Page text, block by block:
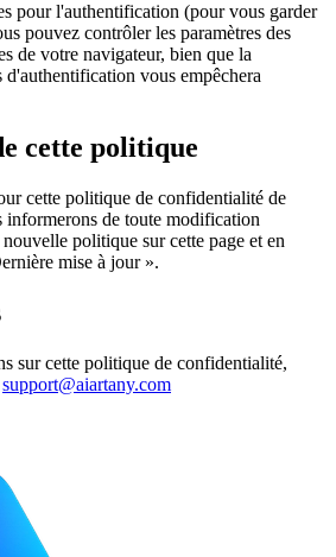
pour l'authentification (pour vous garder
pouvez contrôler les paramètres des
de votre navigateur, bien que la
d'authentification vous empêchera
cette politique
cette politique de confidentialité de
informerons de toute modification
politique sur cette page et en
mise à jour ».
sur cette politique de confidentialité,
support@aiartany.com